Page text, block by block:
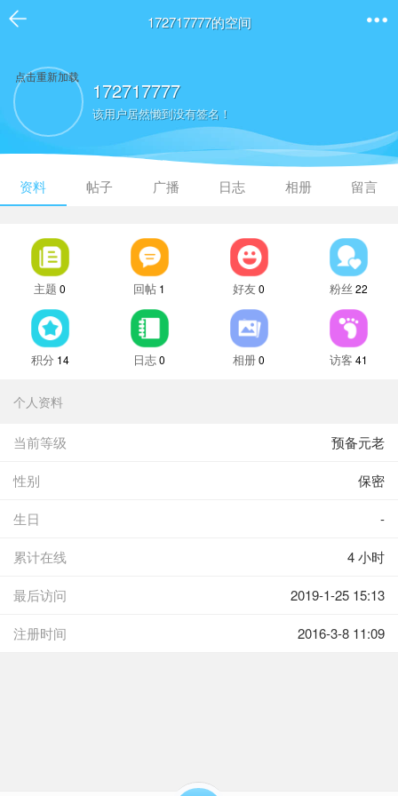
172717777的空间
点击重新加载
172717777
该用户居然懒到没有签名！
资料 帖子 广播 日志 相册 留言
主题 0 回帖 1 好友0 粉丝 22
积分 14 日志0 相册0 访客 41
个人资料
当前等级 预备元老
性别 保密
生日 -
累计在线 4 小时
最后访问 2019-1-25 15:13
注册时间 2016-3-8 11:09